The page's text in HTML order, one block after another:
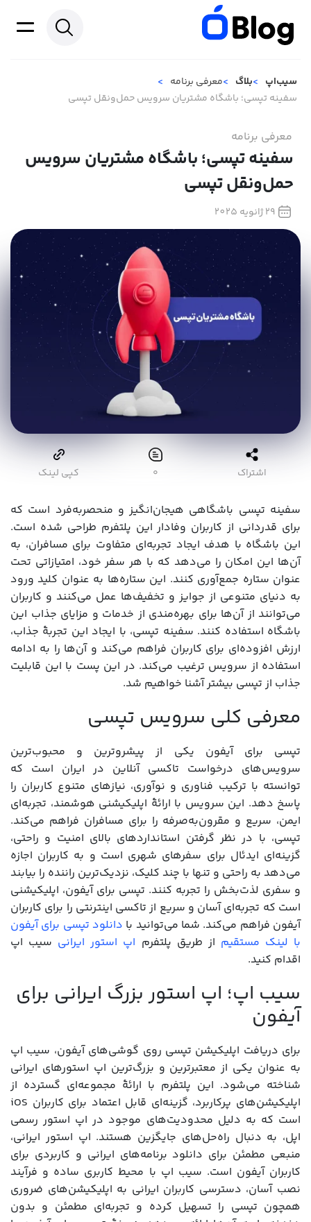
سیب‌اپ بلاگ
معرفی برنامه
سفینه تپسی؛ باشگاه مشتریان سرویس حمل‌ونقل تپسی
معرفی برنامه
سفینه تپسی؛ باشگاه مشتریان سرویس
حمل‌ونقل تپسی
29 ژانویه 2025
اشتراک ۰ کپی لینک
سفینه تپسی باشگاهی هیجان‌انگیز و منحصربه‌فرد است که
برای قدردانی از کاربران وفادار این پلتفرم طراحی شده است.
این باشگاه با هدف ایجاد تجربه‌ای متفاوت برای مسافران، به
آن‌ها این امکان را می‌دهد که با هر سفر خود، امتیازاتی تحت
عنوان ستاره جمع‌آوری کنند. این ستاره‌ها به عنوان کلید ورود
به دنیای متنوعی از جوایز و تخفیف‌ها عمل می‌کنند و کاربران
می‌توانند از آن‌ها برای بهره‌مندی از خدمات و مزایای جذاب این
باشگاه استفاده کنند. سفینه تپسی، با ایجاد این تجربۀ جذاب،
ارزش افزوده‌ای برای کاربران فراهم می‌کند و آن‌ها را به ادامه
استفاده از سرویس ترغیب می‌کند. در این پست با این قابلیت
جذاب از تپسی بیشتر آشنا خواهیم شد.
معرفی کلی سرویس تپسی
تپسی برای آیفون یکی از پیشروترین و محبوب‌ترین
سرویس‌های درخواست تاکسی آنلاین در ایران است که
توانسته با ترکیب فناوری و نوآوری، نیازهای متنوع کاربران را
پاسخ دهد. این سرویس با ارائۀ اپلیکیشنی هوشمند، تجربه‌ای
ایمن، سریع و مقرون‌به‌صرفه را برای مسافران فراهم می‌کند.
تپسی، با در نظر گرفتن استانداردهای بالای امنیت و راحتی،
گزینه‌ای ایدئال برای سفرهای شهری است و به کاربران اجازه
می‌دهد به راحتی و تنها با چند کلیک، نزدیک‌ترین راننده را بیابند
و سفری لذت‌بخش را تجربه کنند. تپسی برای آیفون، اپلیکیشنی
است که تجربه‌ای آسان و سریع از تاکسی اینترنتی را برای کاربران
آیفون فراهم می‌کند. شما می‌توانید با دانلود تپسی برای آیفون
با لینک مستقیم از طریق پلتفرم اپ استور ایرانی سیب اپ
اقدام کنید.
سیب اپ؛ اپ استور بزرگ ایرانی برای
آیفون
برای دریافت اپلیکیشن تپسی روی گوشی‌های آیفون، سیب اپ
به عنوان یکی از معتبرترین و بزرگ‌ترین اپ استورهای ایرانی
شناخته می‌شود. این پلتفرم با ارائۀ مجموعه‌ای گسترده از
اپلیکیشن‌های پرکاربرد، گزینه‌ای قابل اعتماد برای کاربران iOS
است که به دلیل محدودیت‌های موجود در اپ استور رسمی
اپل، به دنبال راه‌حل‌های جایگزین هستند. اپ استور ایرانی،
منبعی مطمئن برای دانلود برنامه‌های ایرانی و کاربردی برای
کاربران آیفون است. سیب اپ با محیط کاربری ساده و فرآیند
نصب آسان، دسترسی کاربران ایرانی به اپلیکیشن‌های ضروری
همچون تپسی را تسهیل کرده و تجربه‌ای مطمئن و بدون